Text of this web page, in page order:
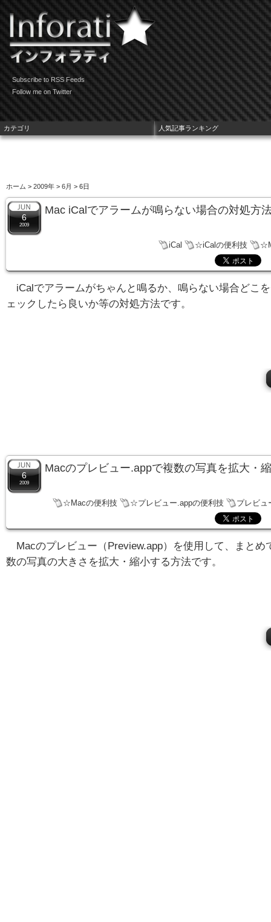
Subscribe to RSS Feeds
Follow me on Twitter
ホーム > 2009年 > 6月 > 6日
6
2009
Mac iCalでアラームが鳴らない場合の対処方
iCal ☆iCalの便利技
iCalでアラームがちゃんと鳴るか、鳴らない場合どこ
ェックしたら良いか等の対処方法です。
6
2009
Macのプレビュー.appで複数の写真を拡大・
☆Macの便利技 ☆プレビュー.appの便利技 プレビュ
Macのプレビュー（Preview.app）を使用して、まとめ
数の写真の大きさを拡大・縮小する方法です。
カテゴリ 人気記事ランキング